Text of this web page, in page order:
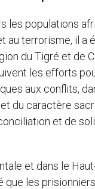
les populations
au terrorisme, il a
du Tigré et de
les efforts
aux conflits,
du caractère
et de
et dans le
que les